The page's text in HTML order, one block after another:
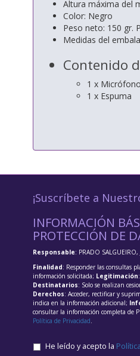
Altura máxima del
Color: Negro
Peso neto: 150 gr.
Medidas del
Contenido
1 x
1 x Espuma
¡Suscríbete a
INFORMACIÓN
PROTECCIÓN DE
Responsable: PRADO SALGUEIRO,
Finalidad: Responder las consultas
información solicitada; Legitimación
Destinatarios: Solo se realizan
Derechos: Acceder, rectificar y
indica en la información adicional;
consultar la información completa de
Política de Privacidad.
He leído y acepto la